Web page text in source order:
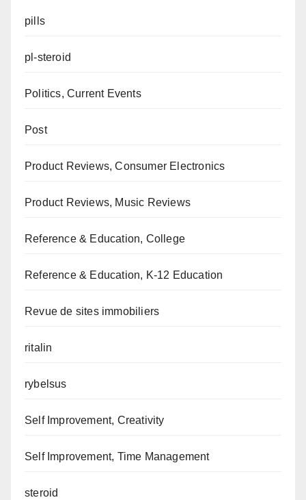
pills
pl-steroid
Politics, Current Events
Post
Product Reviews, Consumer Electronics
Product Reviews, Music Reviews
Reference & Education, College
Reference & Education, K-12 Education
Revue de sites immobiliers
ritalin
rybelsus
Self Improvement, Creativity
Self Improvement, Time Management
steroid